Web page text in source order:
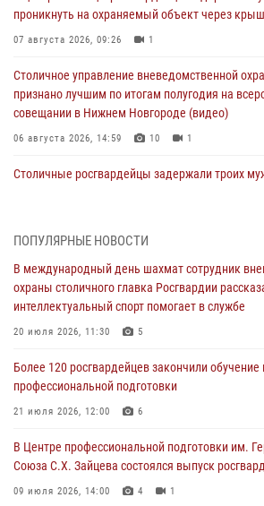
проникнуть на охраняемый объект через
07 августа 2026, 09:26 1
Столичное управление вневедомственной
признано лучшим по итогам полугодия на
совещании в Нижнем Новгороде (видео)
06 августа 2026, 14:59 10 1
Столичные росгвардейцы задержали троих
матче в Москве обеспечила Росгвардия
06 августа 2026, 08:30
Столичные росгвардейцы задержали мужчину,
05 августа 2026, 12:39
Московские росгвардейцы обеспечили
05 августа 2026, 12:35
Делегация МВД Республики Беларусь
ПОПУЛЯРНЫЕ НОВОСТИ
В международный день шахмат сотрудник
охраны столичного главка Росгвардии
интеллектуальный спорт помогает в службе
20 июля 2026, 11:30 5
Более 120 росгвардейцев закончили обучение
профессиональной подготовки
21 июля 2026, 12:00 6
В Центре профессиональной подготовки им.
Союза С.Х. Зайцева состоялся выпуск
09 июля 2026, 14:00 4 1